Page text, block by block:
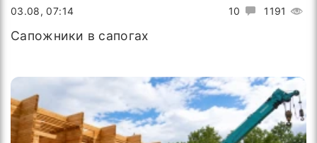
10 1191
03.08, 07:14
Сапожники в сапогах